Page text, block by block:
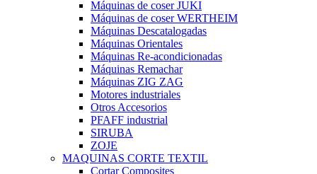
Máquinas de coser JUKI
Máquinas de coser WERTHEIM
Máquinas Descatalogadas
Máquinas Orientales
Máquinas Re-acondicionadas
Máquinas Remachar
Máquinas ZIG ZAG
Motores industriales
Otros Accesorios
PFAFF industrial
SIRUBA
ZOJE
MAQUINAS CORTE TEXTIL
Cortar Composites